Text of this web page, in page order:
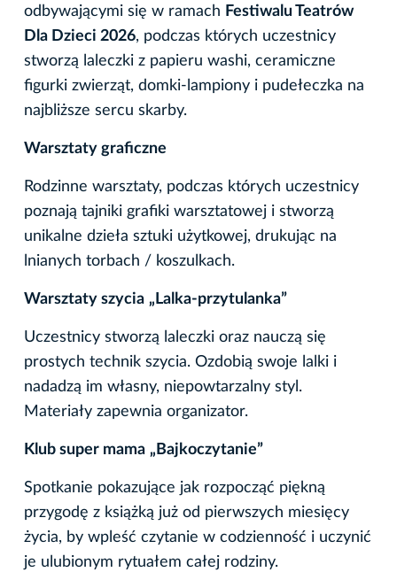
odbywającymi się w ramach Festiwalu Teatrów
Dla Dzieci 2026, podczas których uczestnicy
stworzą laleczki z papieru washi, ceramiczne
figurki zwierząt, domki-lampiony i pudełeczka na
najbliższe sercu skarby.
Warsztaty graficzne
Rodzinne warsztaty, podczas których uczestnicy
poznają tajniki grafiki warsztatowej i stworzą
unikalne dzieła sztuki użytkowej, drukując na
lnianych torbach / koszulkach.
Warsztaty szycia „Lalka-przytulanka”
Uczestnicy stworzą laleczki oraz nauczą się
prostych technik szycia. Ozdobią swoje lalki i
nadadzą im własny, niepowtarzalny styl.
Materiały zapewnia organizator.
Klub super mama „Bajkoczytanie”
Spotkanie pokazujące jak rozpocząć piękną
przygodę z książką już od pierwszych miesięcy
życia, by wpleść czytanie w codzienność i uczynić
je ulubionym rytuałem całej rodziny.